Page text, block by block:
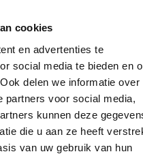
cookies
en advertenties te
social media te bieden en
delen we informatie over
partners voor social media,
kunnen deze
die u aan ze heeft
van uw gebruik van hun